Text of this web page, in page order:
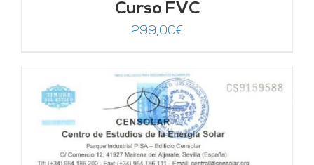
Curso FVC
299,00€